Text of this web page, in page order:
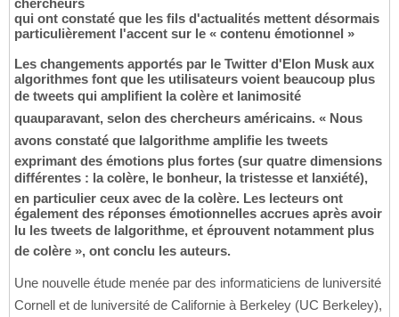
chercheurs
qui ont constaté que les fils d'actualités mettent désormais
particulièrement l'accent sur le « contenu émotionnel »
Les changements apportés par le Twitter d'Elon Musk aux
algorithmes font que les utilisateurs voient beaucoup plus
de tweets qui amplifient la colère et lanimosité
quauparavant, selon des chercheurs américains. « Nous
avons constaté que lalgorithme amplifie les tweets
exprimant des émotions plus fortes (sur quatre dimensions
différentes : la colère, le bonheur, la tristesse et lanxiété),
en particulier ceux avec de la colère. Les lecteurs ont
également des réponses émotionnelles accrues après avoir
lu les tweets de lalgorithme, et éprouvent notamment plus
de colère », ont conclu les auteurs.
Une nouvelle étude menée par des informaticiens de luniversité
Cornell et de luniversité de Californie à Berkeley (UC Berkeley),